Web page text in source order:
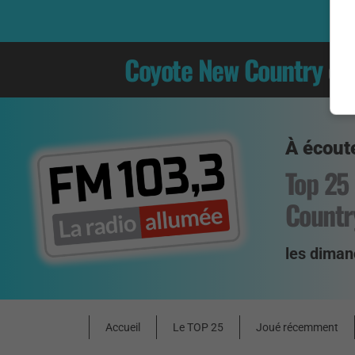
Coyote New Country
À
Top
les
Accueil Le TOP 25 Joué récemment